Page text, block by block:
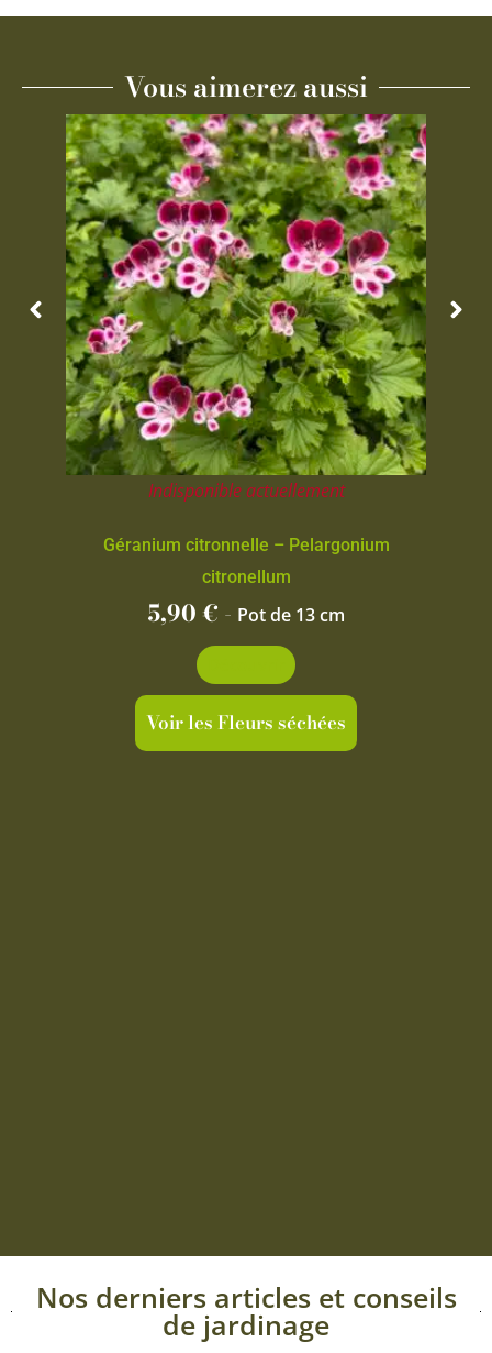
Vous aimerez aussi
Indisponible actuellement
Géranium citronnelle – Pelargonium
citronellum
5,90€ - Pot de 13 cm
Voir les Fleurs séchées
Nos derniers articles et conseils
de jardinage